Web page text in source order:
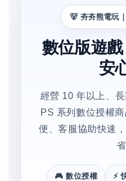
🐻 夯夯熊電玩
數位版遊戲
安
經營 10 年以上、
PS 系列數位授權
便、客服協助快速
🎮 數位授權 ⚡